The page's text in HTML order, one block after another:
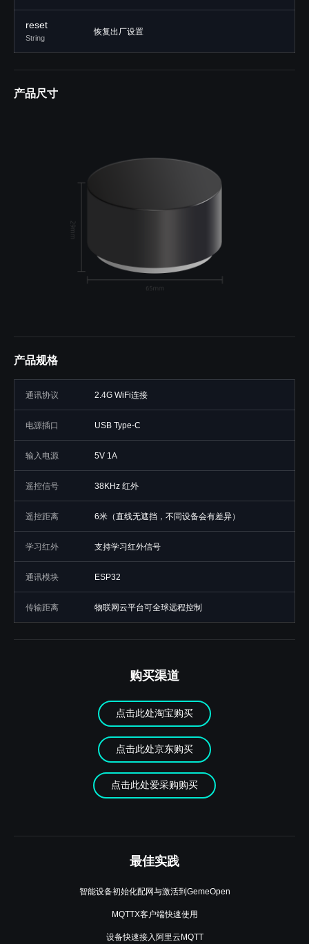
reset
String
恢复出厂设置
产品尺寸
产品规格
通讯协议 2.4G WiFi连接
电源插口 USB Type-C
输入电源 5V 1A
遥控信号 38KHz 红外
遥控距离 6米（直线无遮挡，不同设备会有差异）
学习红外 支持学习红外信号
通讯模块 ESP32
传输距离 物联网云平台可全球远程控制
购买渠道
点击此处淘宝购买
点击此处京东购买
点击此处爱采购购买
最佳实践
智能设备初始化配网与激活到GemeOpen
MQTTX客户端快速使用
设备快速接入阿里云MQTT